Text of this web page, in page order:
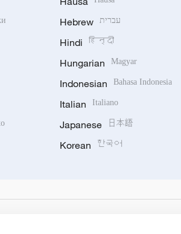
Hebrew עברית
Hindi हिन्दी
Hungarian Magyar
Indonesian Bahasa Indonesia
Italian Italiano
Japanese 日本語
Korean 한국어